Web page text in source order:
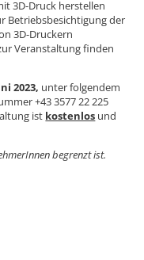
3D-Druck herstellen
Betriebsbesichtigung der
3D-Druckern
Veranstaltung finden
2023, unter folgendem
+43 3577 22 225
ist kostenlos und
begrenzt ist.